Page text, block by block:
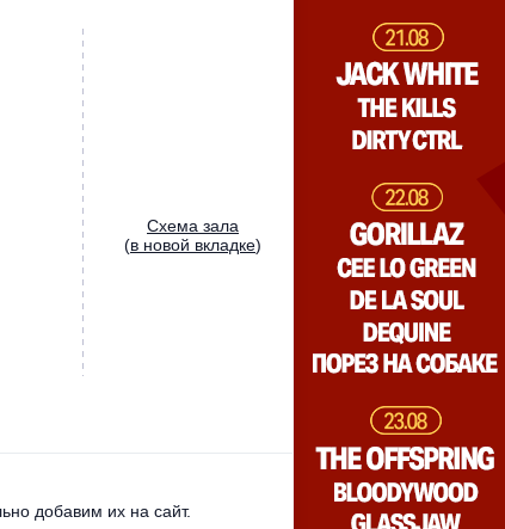
Cхема зала
(в новой вкладке)
добавим их на сайт.